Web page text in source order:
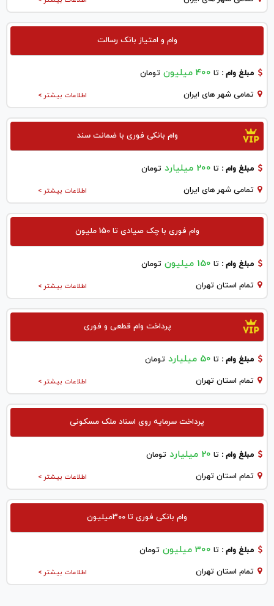
وام و امتیاز بانک رسالت
مبلغ وام : تا 400 میلیون تومان
اطلاعات بیشتر > تمامی شهر های ایران
وام بانکی فوری با ضمانت سند
مبلغ وام : تا 200 میلیارد تومان
اطلاعات بیشتر > تمامی شهر های ایران
وام فوری با چک صیادی تا 150 ملیون
مبلغ وام : تا 150 میلیون تومان
اطلاعات بیشتر > تمام استان تهران
پرداخت وام قطعی و فوری
مبلغ وام : تا 50 میلیارد تومان
اطلاعات بیشتر > تمام استان تهران
پرداخت سرمایه روی اسناد ملک مسکونی
مبلغ وام : تا 20 میلیارد تومان
اطلاعات بیشتر > تمام استان تهران
وام بانکی فوری تا 300میلیون
مبلغ وام : تا 300 میلیون تومان
اطلاعات بیشتر > تمام استان تهران